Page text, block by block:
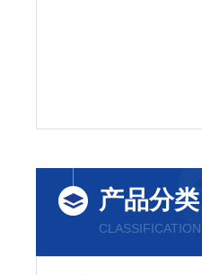
产品分类
CLASSIFICATION